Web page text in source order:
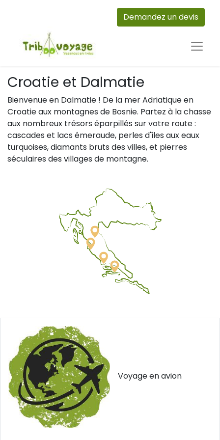
Demandez un devis
Croatie et Dalmatie
Bienvenue en Dalmatie ! De la mer Adriatique en
Croatie aux montagnes de Bosnie. Partez à la chasse
aux nombreux trésors éparpillés sur votre route :
cascades et lacs émeraude, perles d'îles aux eaux
turquoises, diamants bruts des villes, et pierres
séculaires des villages de montagne.
Voyage en avion